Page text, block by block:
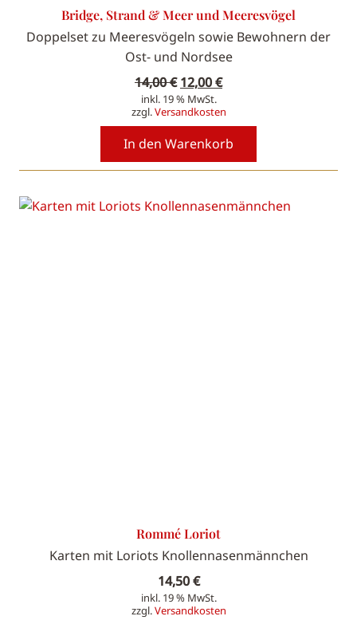
Bridge, Strand & Meer und Meeresvögel
Doppelset zu Meeresvögeln sowie Bewohnern der
Ost- und Nordsee
14,00€ Ursprünglicher
Preis
war:
14,00 €
12,00€Aktueller
ist:
12,00 €.
inkl. 19 % MwSt.
zzgl.Versandkosten
In den Warenkorb
Rommé Loriot
Karten mit Loriots Knollennasenmännchen
14,50€
inkl. 19 % MwSt.
zzgl.Versandkosten